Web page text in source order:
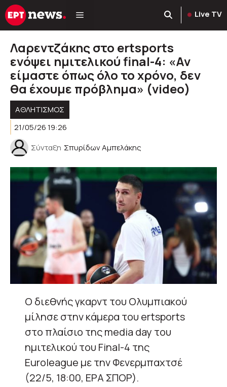
Μετάβαση
σε
Live TV
Λαρεντζάκης στο ertsports
ενόψει ημιτελικού final-4: «Αν
είμαστε όπως όλο το χρόνο, δεν
θα έχουμε πρόβλημα» (video)
ΑΘΛΗΤΙΣΜΟΣ
21/05/26 19:26
Σύνταξη Σπυρίδων Αμπελάκης
Ο διεθνής γκαρντ του Ολυμπιακού
μίλησε στην κάμερα του ertsports
στο πλαίσιο της media day του
ημιτελικού του Final-4 της
Euroleague με την Φενερμπαχτσέ
(22/5, 18:00, ΕΡΑ ΣΠΟΡ).